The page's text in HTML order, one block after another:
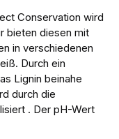
Conservation wird
bieten diesen mit
in verschiedenen
Durch ein
Lignin beinahe
durch die
. Der pH-Wert